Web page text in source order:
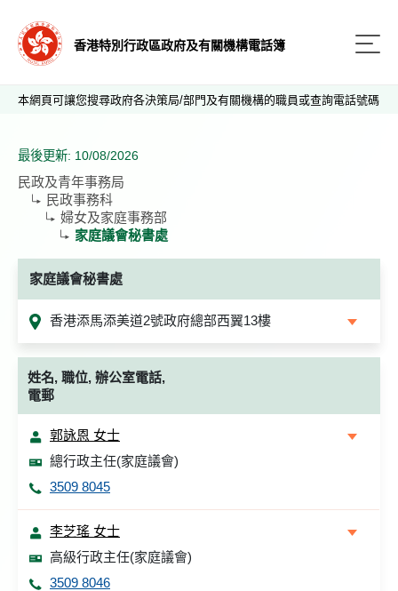
香港特別行政區政府及有關機構電話簿
本網頁可讓您搜尋政府各決策局/部門及有關機構的職員或查詢電話號碼
最後更新: 10/08/2026
民政及青年事務局
民政事務科
婦女及家庭事務部
家庭議會秘書處
家庭議會秘書處
香港添馬添美道2號政府總部西翼13樓
姓名, 職位, 辦公室電話,
電郵
郭詠恩 女士
總行政主任(家庭議會)
3509 8045
李芝瑤 女士
高級行政主任(家庭議會)
3509 8046